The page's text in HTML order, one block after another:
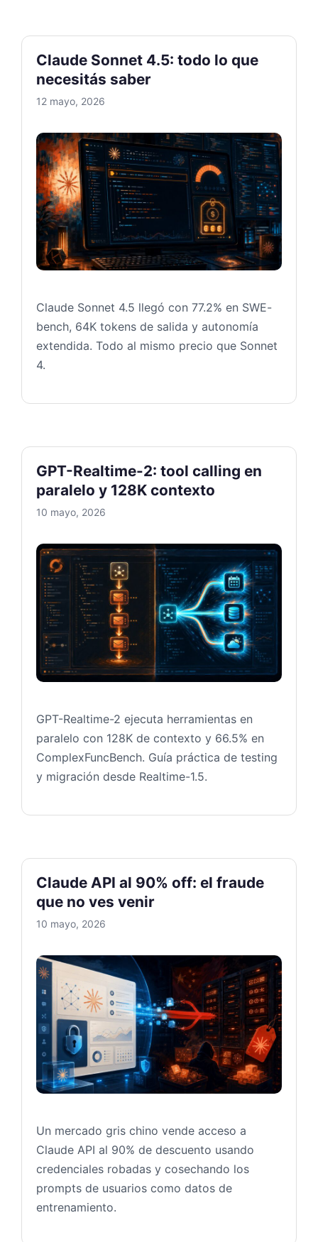
Claude Sonnet 4.5: todo lo que
necesitás saber
12 mayo, 2026
Claude Sonnet 4.5 llegó con 77.2% en SWE-
bench, 64K tokens de salida y autonomía
extendida. Todo al mismo precio que Sonnet
4.
GPT-Realtime-2: tool calling en
paralelo y 128K contexto
10 mayo, 2026
GPT-
GPT-Realtime-2 ejecuta herramientas en
paralelo con 128K de contexto y 66.5% en
ComplexFuncBench. Guía práctica de testing
y migración desde Realtime-1.5.
Claude API al 90% off: el fraude
que no ves venir
10 mayo, 2026
Un mercado gris chino vende acceso a
Claude API al 90% de descuento usando
credenciales robadas y cosechando los
prompts de usuarios como datos de
entrenamiento.